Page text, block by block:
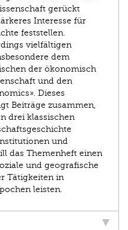
gerückt
Interesse für
feststellen.
vielfältigen
dem
der ökonomisch
und den
Dieses
Beiträge zusammen,
drei klassischen
und
das Themenheft einen
und geografische
Tätigkeiten in
leisten.